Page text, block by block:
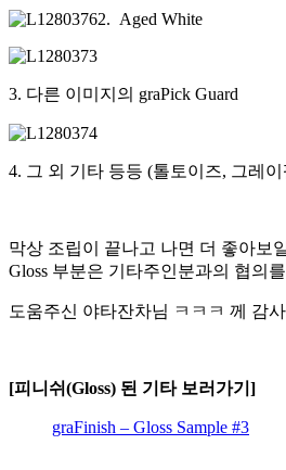
2. Aged White
3. 다른 이미지의 graPick Guard
4. 그 외 기타 등등 (톨토이즈, 그레
막상 조립이 끝나고 나면 더 좋아보
Gloss 부분은 기타주인분과의 협의
도움주신 야타잔차님 ㅋㅋㅋ 께 감
[피니쉬(Gloss) 된 기타 보러가기]
graFinish – Gloss Sample #3